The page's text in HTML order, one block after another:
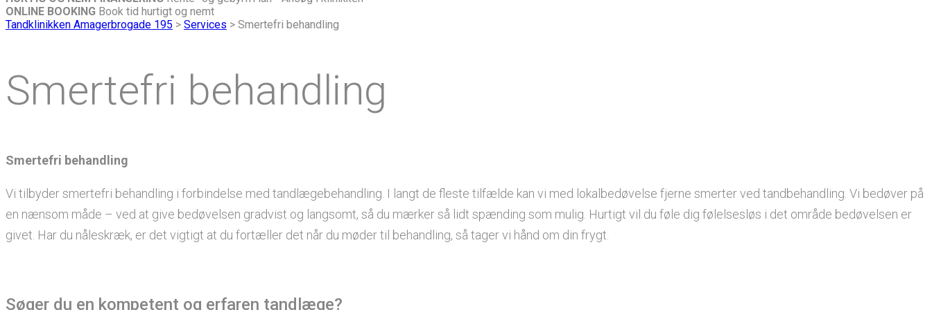
ONLINE BOOKING Book tid hurtigt og nemt
Tandklinikken Amagerbrogade 195 > Services > Smertefri behandling
Smertefri behandling
Smertefri behandling
Vi tilbyder smertefri behandling i forbindelse med tandlægebehandling. I langt de fleste tilfælde kan vi med lokalbedøvelse fjerne smerter ved tandbehandling. Vi bedøver på
en nænsom måde – ved at give bedøvelsen gradvist og langsomt, så du mærker så lidt spænding som mulig. Hurtigt vil du føle dig følelsesløs i det område bedøvelsen er
givet. Har du nåleskræk, er det vigtigt at du fortæller det når du møder til behandling, så tager vi hånd om din frygt.
Søger du en kompetent og erfaren tandlæge?